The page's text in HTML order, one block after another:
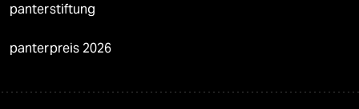
panterstiftung
panterpreis 2026